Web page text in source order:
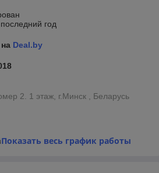
год
Deal.by
2. 1 этаж, г.Минск , Беларусь
Показать весь график работы